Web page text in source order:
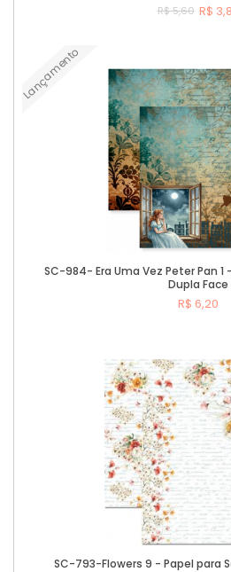
R$ 5,60 R$
Lançamento
SC-984- Era Uma Vez Peter Pan
Dupla Face
R$ 6,20
SC-793-Flowers 9 - Papel para